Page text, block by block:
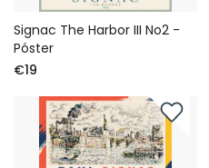
Signac The Harbor III No2 -
Póster
€19